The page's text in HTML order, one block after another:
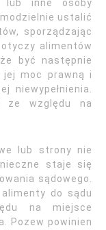
lub inne osoby
ustalić
sporządzając
alimentów
być następnie
moc prawną i
niewypełnienia.
ze względu na
lub strony nie
staje się
sądowego.
do sądu
na miejsce
Pozew powinien